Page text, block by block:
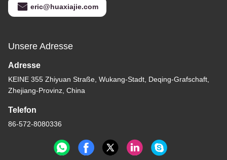
eric@huaxiajie.com
Unsere Adresse
Adresse
KEINE 355 Zhiyuan Straße, Wukang-Stadt, Deqing-Grafschaft,
Zhejiang-Provinz, China
Telefon
86-572-8080336